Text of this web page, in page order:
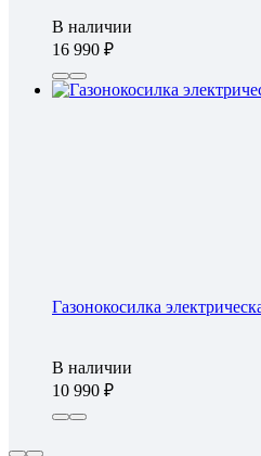
В наличии
16 990
Газонокосилка
В наличии
10 990